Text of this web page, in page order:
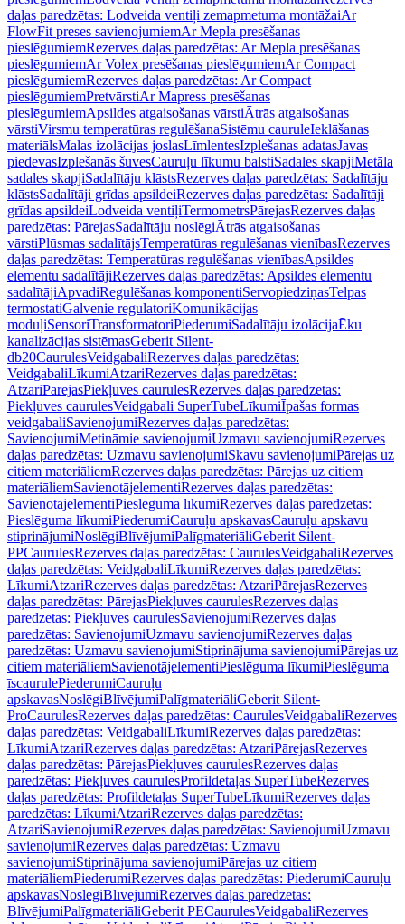
daļas paredzētas: Lodveida ventiļi zemapmetuma montāžaiAr
FlowFit preses savienojumiemAr Mepla presēšanas
pieslēgumiemRezerves daļas paredzētas: Ar Mepla presēšanas
pieslēgumiemAr Volex presēšanas pieslēgumiemAr Compact
pieslēgumiemRezerves daļas paredzētas: Ar Compact
pieslēgumiemPretvārstiAr Mapress presēšanas
pieslēgumiemApsildes atgaisošanas vārstiĀtrās atgaisošanas
vārstiVirsmu temperatūras regulēšanaSistēmu cauruleIeklāšanas
materiālsMalas izolācijas joslasLīmlentesIzplešanas adatasJavas
piedevasIzplešanās šuvesCauruļu līkumu balstiSadales skapjiMetāla
sadales skapjiSadalītāju klāstsRezerves daļas paredzētas: Sadalītāju
klāstsSadalītāji grīdas apsildeiRezerves daļas paredzētas: Sadalītāji
grīdas apsildeiLodveida ventiļiTermometrsPārejasRezerves daļas
paredzētas: PārejasSadalītāju noslēgiĀtrās atgaisošanas
vārstiPlūsmas sadalītājsTemperatūras regulēšanas vienībasRezerves
daļas paredzētas: Temperatūras regulēšanas vienībasApsildes
elementu sadalītājiRezerves daļas paredzētas: Apsildes elementu
sadalītājiApvadiRegulēšanas komponentiServopiedziņasTelpas
termostatiGalvenie regulatoriKomunikācijas
moduļiSensoriTransformatoriPiederumiSadalītāju izolācijaĒku
kanalizācijas sistēmasGeberit Silent-
db20CaurulesVeidgabaliRezerves daļas paredzētas:
VeidgabaliLīkumiAtzariRezerves daļas paredzētas:
AtzariPārejasPiekļuves caurulesRezerves daļas paredzētas:
Piekļuves caurulesVeidgabali SuperTubeLīkumiĪpašas formas
veidgabaliSavienojumiRezerves daļas paredzētas:
SavienojumiMetināmie savienojumiUzmavu savienojumiRezerves
daļas paredzētas: Uzmavu savienojumiSkavu savienojumiPārejas uz
citiem materiāliemRezerves daļas paredzētas: Pārejas uz citiem
materiāliemSavienotājelementiRezerves daļas paredzētas:
SavienotājelementiPieslēguma līkumiRezerves daļas paredzētas:
Pieslēguma līkumiPiederumiCauruļu apskavasCauruļu apskavu
stiprinājumiNoslēgiBlīvējumiPalīgmateriāliGeberit Silent-
PPCaurulesRezerves daļas paredzētas: CaurulesVeidgabaliRezerves
daļas paredzētas: VeidgabaliLīkumiRezerves daļas paredzētas:
LīkumiAtzariRezerves daļas paredzētas: AtzariPārejasRezerves
daļas paredzētas: PārejasPiekļuves caurulesRezerves daļas
paredzētas: Piekļuves caurulesSavienojumiRezerves daļas
paredzētas: SavienojumiUzmavu savienojumiRezerves daļas
paredzētas: Uzmavu savienojumiStiprinājuma savienojumiPārejas uz
citiem materiāliemSavienotājelementiPieslēguma līkumiPieslēguma
īscaurulePiederumiCauruļu
apskavasNoslēgiBlīvējumiPalīgmateriāliGeberit Silent-
ProCaurulesRezerves daļas paredzētas: CaurulesVeidgabaliRezerves
daļas paredzētas: VeidgabaliLīkumiRezerves daļas paredzētas:
LīkumiAtzariRezerves daļas paredzētas: AtzariPārejasRezerves
daļas paredzētas: PārejasPiekļuves caurulesRezerves daļas
paredzētas: Piekļuves caurulesProfildetaļas SuperTubeRezerves
daļas paredzētas: Profildetaļas SuperTubeLīkumiRezerves daļas
paredzētas: LīkumiAtzariRezerves daļas paredzētas:
AtzariSavienojumiRezerves daļas paredzētas: SavienojumiUzmavu
savienojumiRezerves daļas paredzētas: Uzmavu
savienojumiStiprinājuma savienojumiPārejas uz citiem
materiāliemPiederumiRezerves daļas paredzētas: PiederumiCauruļu
apskavasNoslēgiBlīvējumiRezerves daļas paredzētas:
BlīvējumiPalīgmateriāliGeberit PECaurulesVeidgabaliRezerves